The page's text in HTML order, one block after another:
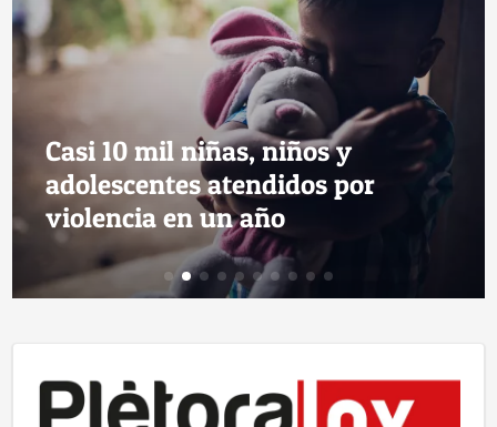
Casi 10 mil niñas, niños y
adolescentes atendidos por
violencia en un año